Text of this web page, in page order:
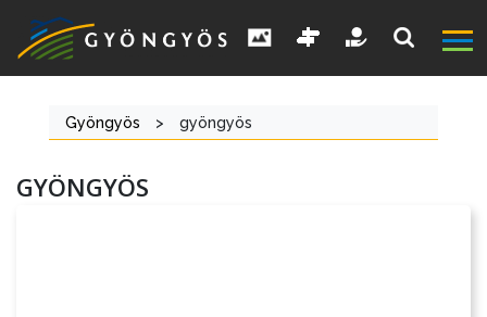
Gyöngyös > gyöngyös
GYÖNGYÖS